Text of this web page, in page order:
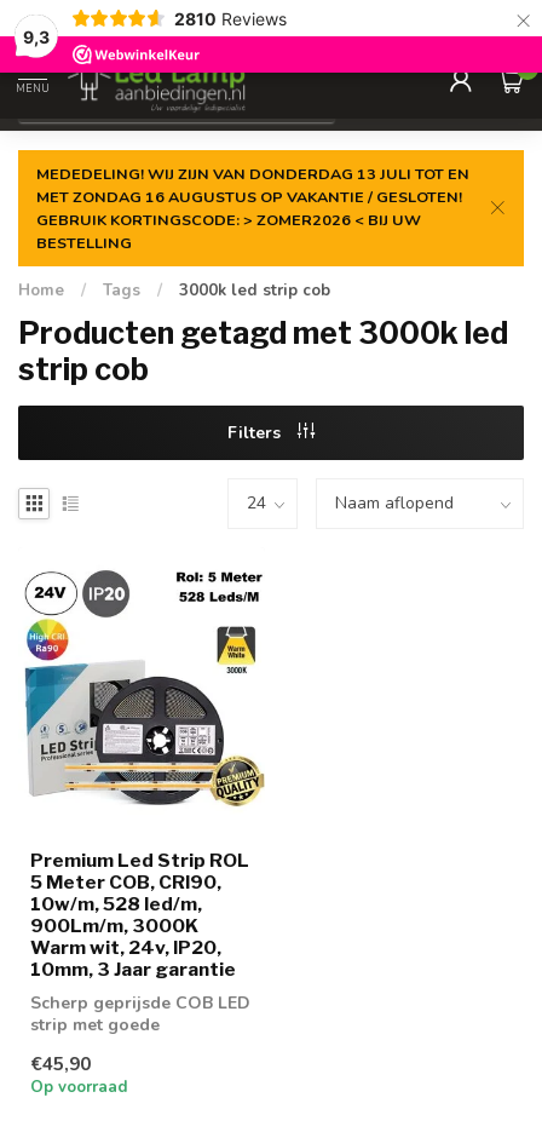
9,3
2810 Reviews ×
Gegarandeerde delaagste prijs
MENU
0
MEDEDELING! WIJ ZIJN VAN DONDERDAG 13 JULI TOT EN
MET ZONDAG 16 AUGUSTUS OP VAKANTIE / GESLOTEN!
GEBRUIK KORTINGSCODE: > ZOMER2026 < BIJ UW
BESTELLING
Home / Tags / 3000k led strip cob
Producten getagd met 3000k led
strip cob
Filters
Premium Led Strip ROL
5 Meter COB, CRI90,
10w/m, 528 led/m,
900Lm/m, 3000K
Warm wit, 24v, IP20,
10mm, 3 Jaar garantie
Scherp geprijsde COB LED
strip met goede
€45,90
Op voorraad